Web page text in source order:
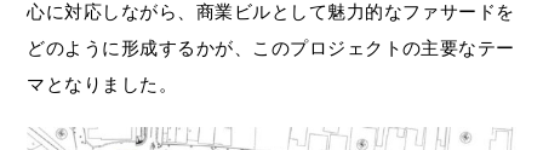
心に対応しながら、商業ビルとして魅力的なファサードを
どのように形成するかが、このプロジェクトの主要なテー
マとなりました。